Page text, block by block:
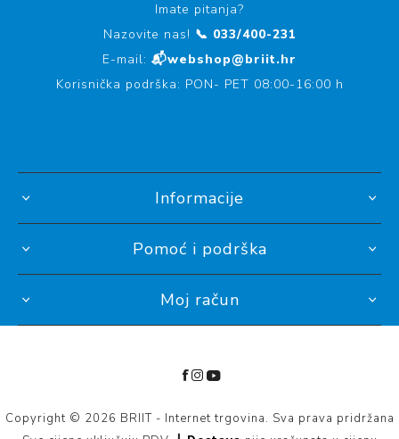
Imate pitanja?
Nazovite nas! 📞 033/400-231
E-mail: 📬webshop@briit.hr
Korisnička podrška: PON- PET 08:00-16:00 h
Informacije
Pomoć i podrška
Moj račun
Copyright © 2026 BRIIT - Internet trgovina. Sva prava pridržana